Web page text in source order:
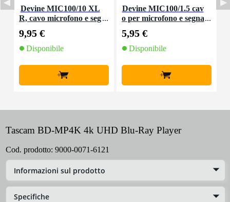
Devine MIC100/10 XL
R, cavo microfono e seg
9,95 €
Disponibile
+
Devine MIC100/1.5 cav
o per microfono e segna
5,95 €
Disponibile
+
Tascam BD-MP4K 4k UHD Blu-Ray Player
Cod. prodotto: 9000-0071-6121
Informazioni sul prodotto
Specifiche